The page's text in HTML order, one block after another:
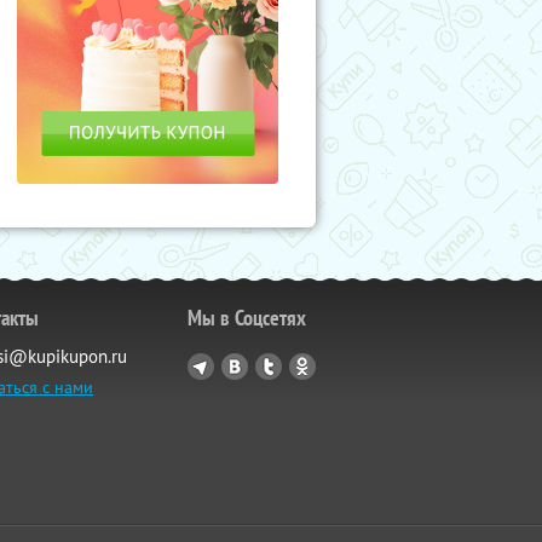
с нами
Мы в Соцсетях